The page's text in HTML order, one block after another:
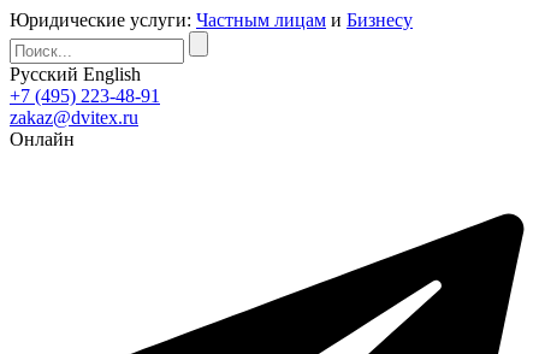
Юридические услуги: Частным лицам и Бизнесу
Русский English
+7 (495) 223-48-91
zakaz@dvitex.ru
Онлайн